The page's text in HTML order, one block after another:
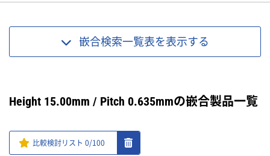
嵌合検索一覧表を表示する
Height 15.00mm / Pitch 0.635mmの嵌合製品一覧
比較検討リスト 0/100